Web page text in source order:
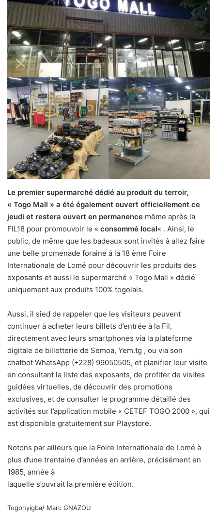
Le premier supermarché dédié au produit du terroir,
« Togo Mall » a été également ouvert officiellement ce
jeudi et restera ouvert en permanence même après la
FIL18 pour promouvoir le « consommé local« . Ainsi, le
public, de même que les badeaux sont invités à allez faire
une belle promenade foraine à la 18 ème Foire
Internationale de Lomé pour découvrir les produits des
exposants et aussi le supermarché « Togo Mall » dédié
uniquement aux produits 100% togolais.
Aussi, il sied de rappeler que les visiteurs peuvent
continuer à acheter leurs billets d’entrée à la Fil,
directement avec leurs smartphones via la plateforme
digitale de billetterie de Semoa, Yem.tg , ou via son
chatbot WhatsApp (+228) 99050505, et planifier leur visite
en consultant la liste des exposants, de profiter de visites
guidées virtuelles, de découvrir des promotions
exclusives, et de consulter le programme détaillé des
activités sur l’application mobile « CETEF TOGO 2000 », qui
est disponible gratuitement sur Playstore.
Notons par ailleurs que la Foire Internationale de Lomé à
plus d’une trentaine d’années en arrière, précisément en
1985, année à
laquelle s’ouvrait la première édition.
Togonyigba/ Marc GNAZOU